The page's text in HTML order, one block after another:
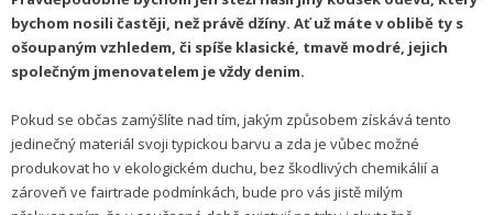
bychom nosili častěji, než právě džíny. Ať už máte v oblibě ty s
ošoupaným vzhledem, či spíše klasické, tmavě modré, jejich
společným jmenovatelem je vždy denim.
Pokud se občas zamýšlíte nad tím, jakým způsobem získává tento
jedinečný materiál svoji typickou barvu a zda je vůbec možné
produkovat ho v ekologickém duchu, bez škodlivých chemikálií a
zároveň ve fairtrade podmínkách, bude pro vás jistě milým